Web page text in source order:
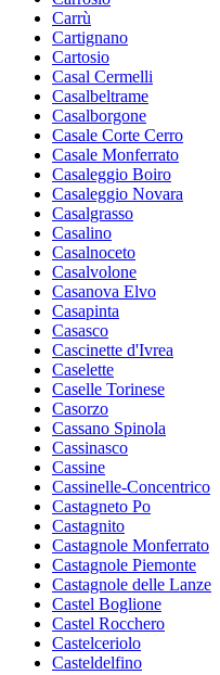
Carrù
Cartignano
Cartosio
Casal Cermelli
Casalbeltrame
Casalborgone
Casale Corte Cerro
Casale Monferrato
Casaleggio Boiro
Casaleggio Novara
Casalgrasso
Casalino
Casalnoceto
Casalvolone
Casanova Elvo
Casapinta
Casasco
Cascinette d'Ivrea
Caselette
Caselle Torinese
Casorzo
Cassano Spinola
Cassinasco
Cassine
Cassinelle-Concentrico
Castagneto Po
Castagnito
Castagnole Monferrato
Castagnole Piemonte
Castagnole delle Lanze
Castel Boglione
Castel Rocchero
Castelceriolo
Casteldelfino